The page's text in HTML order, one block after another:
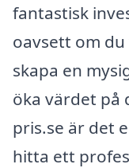
fantastisk
oavsett om du
skapa en
öka värdet på
pris.se är det
hitta ett